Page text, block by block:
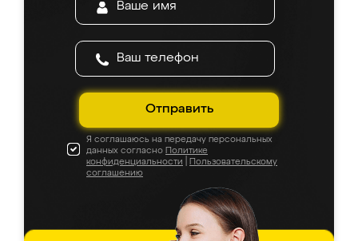
Отправить
Я соглашаюсь на передачу персональных
данных согласно Политике
конфиденциальности
Пользовательскому
соглашению